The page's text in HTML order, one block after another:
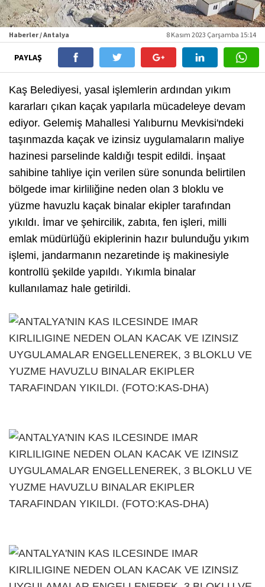
Haberler / Antalya 8 Kasım 2023 Çarşamba 15:14
PAYLAŞ
Kaş Belediyesi, yasal işlemlerin ardından yıkım
kararları çıkan kaçak yapılarla mücadeleye devam
ediyor. Gelemiş Mahallesi Yalıburnu Mevkisi'ndeki
taşınmazda kaçak ve izinsiz uygulamaların maliye
hazinesi parselinde kaldığı tespit edildi. İnşaat
sahibine tahliye için verilen süre sonunda belirtilen
bölgede imar kirliliğine neden olan 3 bloklu ve
yüzme havuzlu kaçak binalar ekipler tarafından
yıkıldı. İmar ve şehircilik, zabıta, fen işleri, milli
emlak müdürlüğü ekiplerinin hazır bulunduğu yıkım
işlemi, jandarmanın nezaretinde iş makinesiyle
kontrollü şekilde yapıldı. Yıkımla binalar
kullanılamaz hale getirildi.